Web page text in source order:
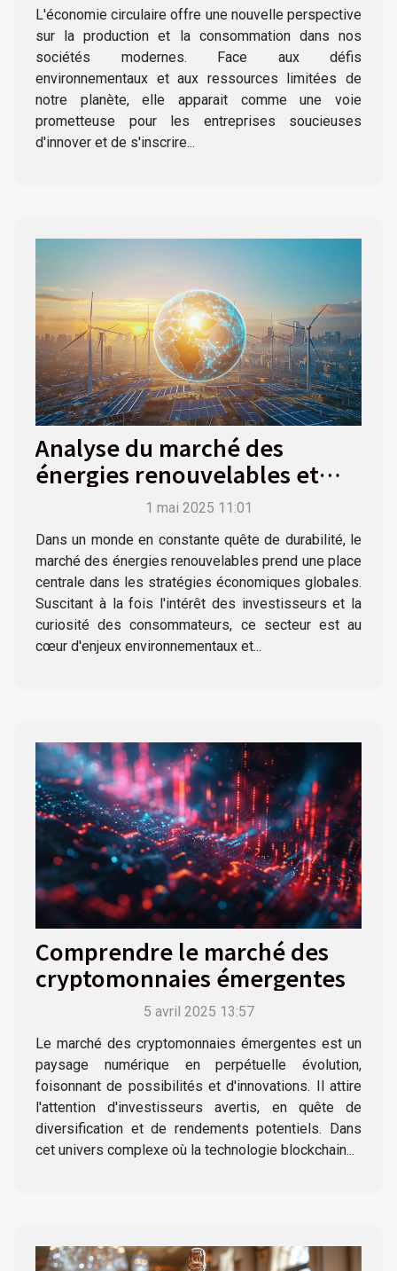
L'économie circulaire offre une nouvelle perspective
sur la production et la consommation dans nos
sociétés modernes. Face aux défis
environnementaux et aux ressources limitées de
notre planète, elle apparait comme une voie
prometteuse pour les entreprises soucieuses
d'innover et de s'inscrire...
Analyse du marché des
énergies renouvelables et
son impact sur l'économie
mondiale
1 mai 2025 11:01
Dans un monde en constante quête de durabilité, le
marché des énergies renouvelables prend une place
centrale dans les stratégies économiques globales.
Suscitant à la fois l'intérêt des investisseurs et la
curiosité des consommateurs, ce secteur est au
cœur d'enjeux environnementaux et...
Comprendre le marché des
cryptomonnaies émergentes
5 avril 2025 13:57
Le marché des cryptomonnaies émergentes est un
paysage numérique en perpétuelle évolution,
foisonnant de possibilités et d'innovations. Il attire
l'attention d'investisseurs avertis, en quête de
diversification et de rendements potentiels. Dans
cet univers complexe où la technologie blockchain...